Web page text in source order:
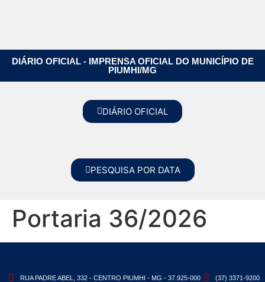
DIÁRIO OFICIAL - IMPRENSA OFICIAL DO MUNICÍPIO DE
PIUMHI/MG
DIÁRIO OFICIAL
PESQUISA POR DATA
Portaria 36/2026
RUA PADRE ABEL, 332 - CENTRO PIUMHI - MG - 37.925-000
(37) 3371-9200